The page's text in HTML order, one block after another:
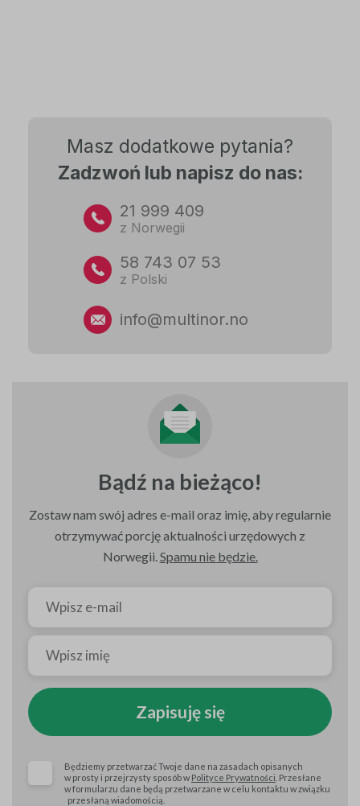
Masz dodatkowe pytania?
Zadzwoń lub napisz do nas:
21 999 409
z Norwegii
58 743 07 53
z Polski
info@multinor.no
Bądź na bieżąco!
Zostaw nam swój adres e-mail oraz imię, aby regularnie
otrzymywać porcję aktualności urzędowych z
Norwegii. Spamu nie będzie.
Zapisuję się
Będziemy przetwarzać Twoje dane na zasadach opisanych
w prosty i przejrzysty sposób wPolityce Prywatności . Przesłane
w formularzu dane będą przetwarzane w celu kontaktu w związku
przesłaną wiadomością.